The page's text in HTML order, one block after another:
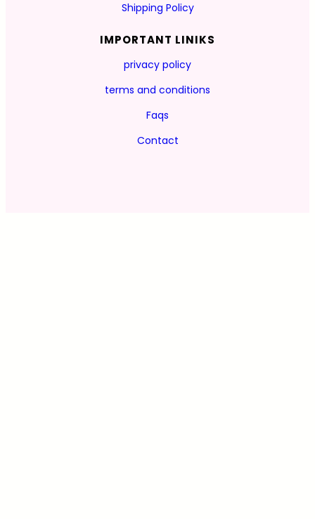
Shipping Policy
IMPORTANT LINIKS
privacy policy
terms and conditions
Faqs
Contact